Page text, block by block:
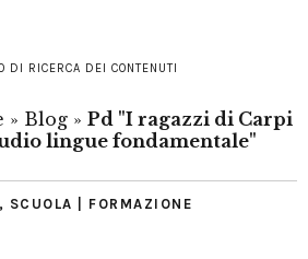
DI RICERCA DEI CONTENUTI
» Blog » Pd "I ragazzi di Carpi
lingue fondamentale"
, SCUOLA | FORMAZIONE